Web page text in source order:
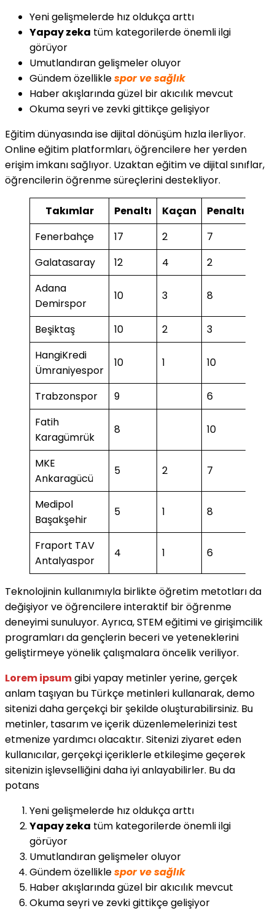
Yeni gelişmelerde hız oldukça arttı
Yapay zeka tüm kategorilerde önemli ilgi
görüyor
Umutlandıran gelişmeler oluyor
Gündem özelliklespor ve sağlık
Haber akışlarında güzel bir akıcılık mevcut
Okuma seyri ve zevki gittikçe gelişiyor
Eğitim dünyasında ise dijital dönüşüm hızla ilerliyor.
Online eğitim platformları, öğrencilere her yerden
erişim imkanı sağlıyor. Uzaktan eğitim ve dijital sınıflar,
öğrencilerin öğrenme süreçlerini destekliyor.
Takımlar Penaltı Kaçan Penaltı
Fenerbahçe
17 2 7
Galatasaray
12 4 2
Adana
Demirspor
10 3 8
Beşiktaş 10 2 3
HangiKredi
Ümraniyespor
10 1 10
Trabzonspor 9
6
Fatih
Karagümrük
8 10
MKE
Ankaragücü
5 2 7
Medipol
Başakşehir
5 1 8
Fraport TAV
Antalyaspor
4 1 6
Teknolojinin kullanımıyla birlikte öğretim metotları da
değişiyor ve öğrencilere interaktif bir öğrenme
deneyimi sunuluyor. Ayrıca, STEM eğitimi ve girişimcilik
programları da gençlerin beceri ve yeteneklerini
geliştirmeye yönelik çalışmalara öncelik veriliyor.
Lorem ipsumgibi yapay metinler yerine, gerçek
anlam taşıyan bu Türkçe metinleri kullanarak, demo
sitenizi daha gerçekçi bir şekilde oluşturabilirsiniz. Bu
metinler, tasarım ve içerik düzenlemelerinizi test
etmenize yardımcı olacaktır. Sitenizi ziyaret eden
kullanıcılar, gerçekçi içeriklerle etkileşime geçerek
sitenizin işlevselliğini daha iyi anlayabilirler. Bu da
potans
Yeni gelişmelerde hız oldukça arttı
Yapay zeka tüm kategorilerde önemli ilgi
görüyor
Umutlandıran gelişmeler oluyor
Gündem özelliklespor ve sağlık
Haber akışlarında güzel bir akıcılık mevcut
Okuma seyri ve zevki gittikçe gelişiyor